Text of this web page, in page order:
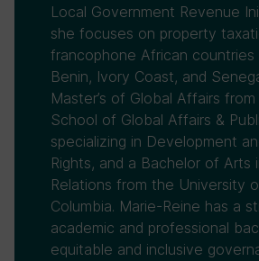
Local Government Revenue
she focuses on property
francophone African countries
Benin, Ivory Coast, and
Master’s of Global Affairs
School of Global Affairs &
specializing in Development
Rights, and a Bachelor of Arts
Relations from the University
Columbia. Marie-Reine has a
academic and professional
equitable and inclusive